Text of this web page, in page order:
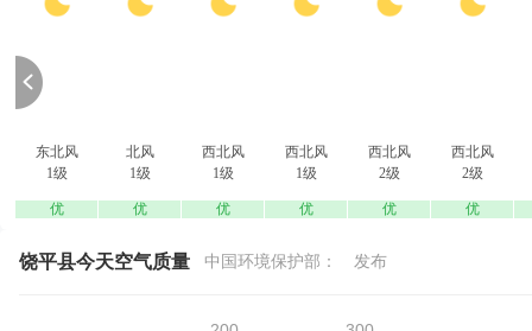
东北风
1级
优
北风
1级
优
西北风
1级
优
西北风
1级
优
西北风
2级
优
西北风
2级
优
饶平县今天空气质量 中国环境保护部： 发布